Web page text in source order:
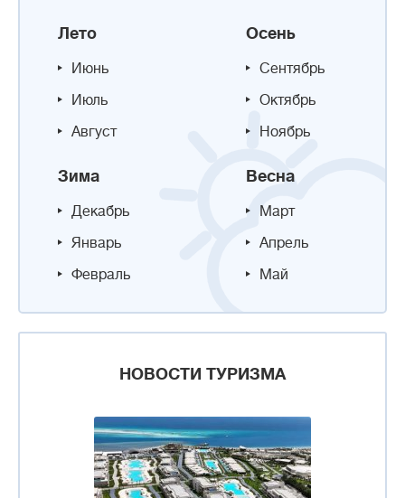
Лето
Июнь
Июль
Август
Осень
Сентябрь
Октябрь
Ноябрь
Зима
Декабрь
Январь
Февраль
Весна
Март
Апрель
Май
НОВОСТИ ТУРИЗМА